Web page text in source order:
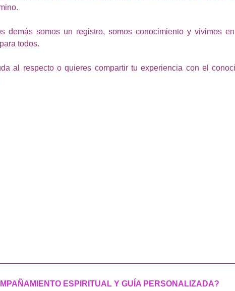
demás somos un registro, somos conocimiento y vivimos
todos.
al respecto o quieres compartir tu experiencia con el
ESPIRITUAL Y GUÍA PERSONALIZADA?